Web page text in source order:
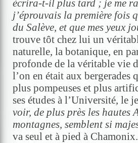
écrira-t-il plus tard ; je me
j’éprouvais la première fois
du Salève, et que mes yeux
trouve tôt chez lui un
naturelle, la botanique, en
profonde de la véritable vie
l’on en était aux bergerades
plus pompeuses et plus
ses études à l’Université, le
voir, de plus près le­s hautes
montagnes, semblent si
va seul et à pied à Chamonix.